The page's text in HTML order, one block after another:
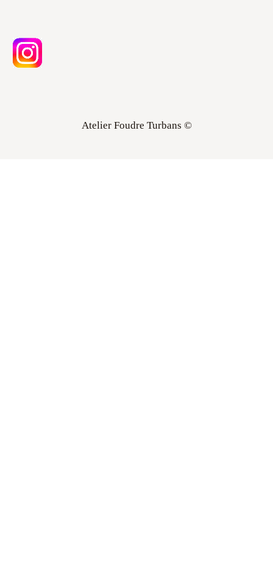
Atelier Foudre Turbans ©